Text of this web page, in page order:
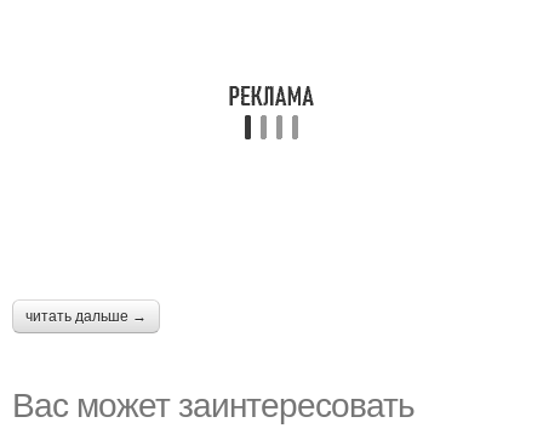
читать дальше →
Вас может заинтересовать